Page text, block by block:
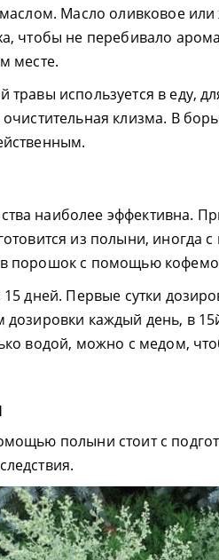
Масло оливковое
чтобы не перебивало
месте.
травы используется в еду,
клизма. В
наиболее эффективна.
из полыни, иногда
порошок с помощью
дней. Первые сутки
каждый день, в
водой, можно с медом,
полыни стоит с